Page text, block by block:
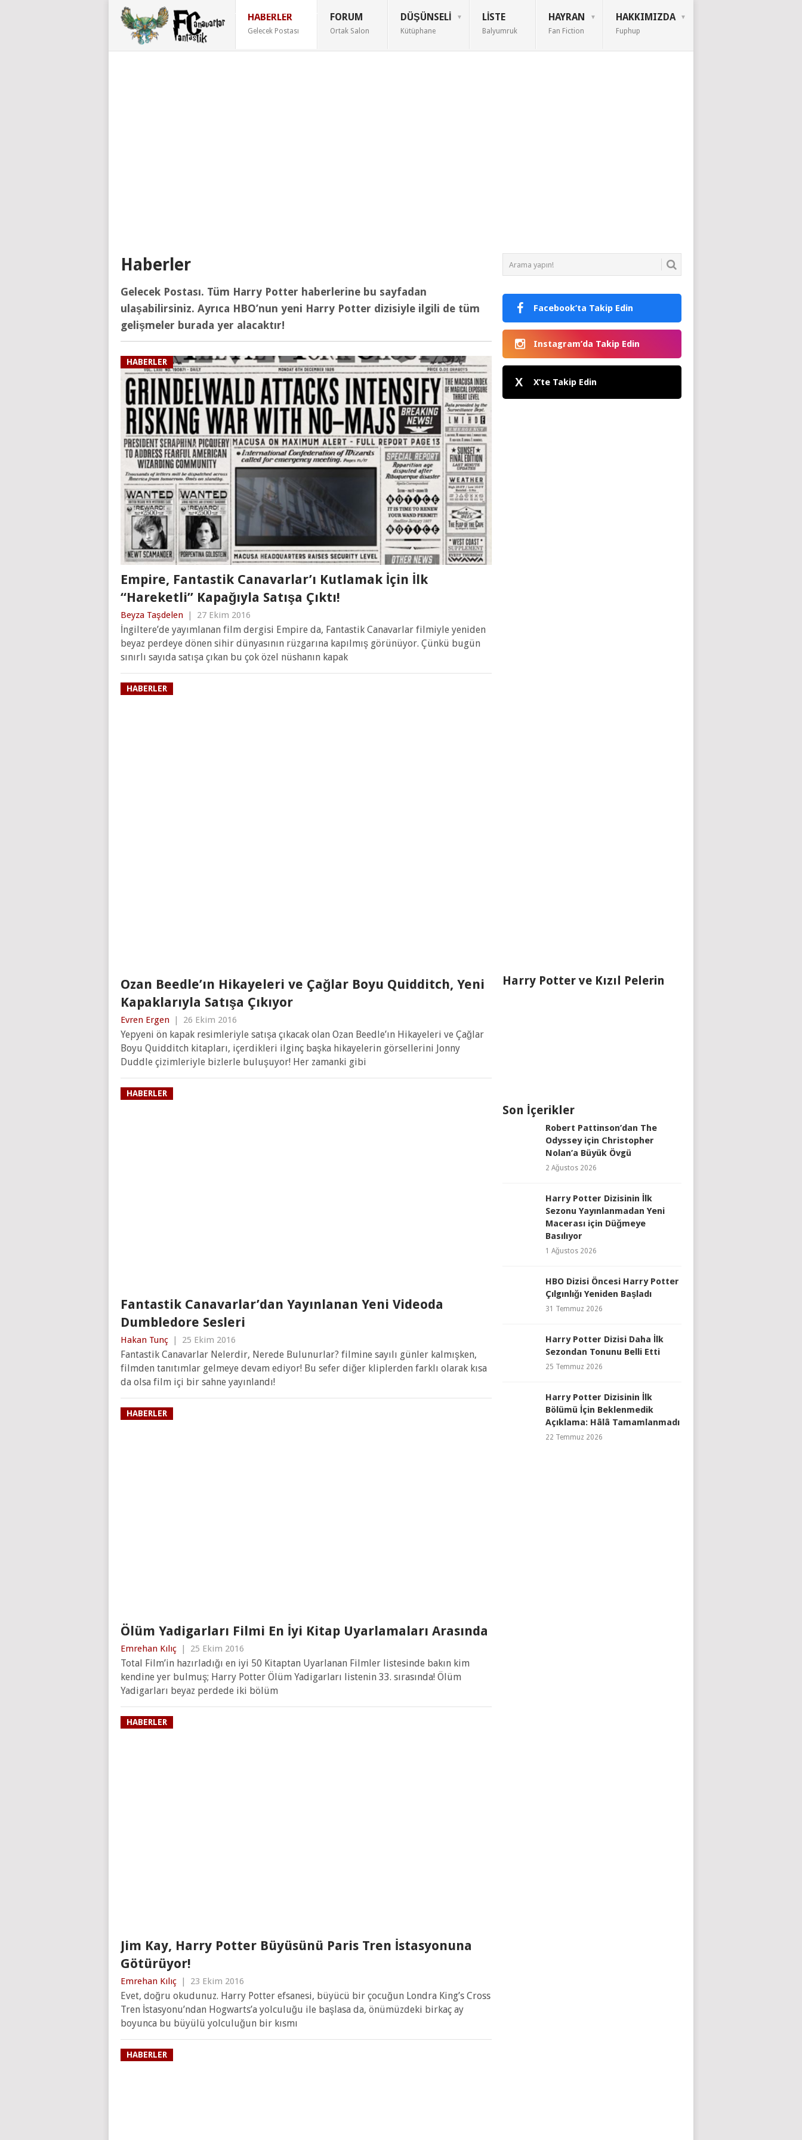
HABERLER
Gelecek Postası
FORUM
Ortak Salon
DÜŞÜNSELI
Kütüphane
LISTE
Balyumruk
HAYRAN
Fan Fiction
HAKKIMIZDA
Fuphup
Haberler
Gelecek Postası. Tüm Harry Potter haberlerine bu sayfadan
ulaşabilirsiniz. Ayrıca HBO’nun yeni Harry Potter dizisiyle ilgili de tüm
gelişmeler burada yer alacaktır!
HABERLER
Empire, Fantastik Canavarlar’ı Kutlamak İçin İlk
“Hareketli” Kapağıyla Satışa Çıktı!
Beyza Taşdelen | 27 Ekim 2016
İngiltere’de yayımlanan film dergisi Empire da, Fantastik Canavarlar filmiyle yeniden
beyaz perdeye dönen sihir dünyasının rüzgarına kapılmış görünüyor. Çünkü bugün
sınırlı sayıda satışa çıkan bu çok özel nüshanın kapak
HABERLER
Ozan Beedle’ın Hikayeleri ve Çağlar Boyu Quidditch, Yeni
Kapaklarıyla Satışa Çıkıyor
Evren Ergen | 26 Ekim 2016
Yepyeni ön kapak resimleriyle satışa çıkacak olan Ozan Beedle’ın Hikayeleri ve Çağlar
Boyu Quidditch kitapları, içerdikleri ilginç başka hikayelerin görsellerini Jonny
Duddle çizimleriyle bizlerle buluşuyor! Her zamanki gibi
HABERLER
Fantastik Canavarlar’dan Yayınlanan Yeni Videoda
Dumbledore Sesleri
Hakan Tunç | 25 Ekim 2016
Fantastik Canavarlar Nelerdir, Nerede Bulunurlar? filmine sayılı günler kalmışken,
filmden tanıtımlar gelmeye devam ediyor! Bu sefer diğer kliplerden farklı olarak kısa
da olsa film içi bir sahne yayınlandı!
HABERLER
Ölüm Yadigarları Filmi En İyi Kitap Uyarlamaları Arasında
Emrehan Kılıç | 25 Ekim 2016
Total Film’in hazırladığı en iyi 50 Kitaptan Uyarlanan Filmler listesinde bakın kim
kendine yer bulmuş; Harry Potter Ölüm Yadigarları listenin 33. sırasında! Ölüm
Yadigarları beyaz perdede iki bölüm
HABERLER
Jim Kay, Harry Potter Büyüsünü Paris Tren İstasyonuna
Götürüyor!
Emrehan Kılıç 23 Ekim 2016
Evet, doğru okudunuz. Harry Potter efsanesi, büyücü bir çocuğun Londra King’s Cross
Tren İstasyonu’ndan Hogwarts’a yolculuğu ile başlasa da, önümüzdeki birkaç ay
boyunca bu büyülü yolculuğun bir kısmı
HABERLER
Facebook’ta Takip Edin
Instagram’da Takip Edin
X X’te Takip Edin
Harry Potter ve Kızıl Pelerin
Son İçerikler
Robert Pattinson’dan The
Odyssey için Christopher
Nolan’a Büyük Övgü
2 Ağustos 2026
Harry Potter Dizisinin İlk
Sezonu Yayınlanmadan Yeni
Macerası için Düğmeye
Basılıyor
1 Ağustos 2026
HBO Dizisi Öncesi Harry Potter
Çılgınlığı Yeniden Başladı
31 Temmuz 2026
Harry Potter Dizisi Daha İlk
Sezondan Tonunu Belli Etti
25 Temmuz 2026
Harry Potter Dizisinin İlk
Bölümü İçin Beklenmedik
Açıklama: Hâlâ Tamamlanmadı
22 Temmuz 2026